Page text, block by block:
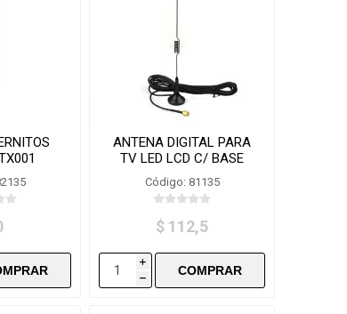
ANTENA DIGITAL PARA
TV LED LCD C/ BASE
IMANTADA
Código: 81135
$ 112,5
i
h